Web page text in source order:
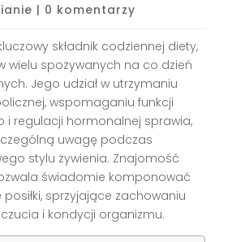
| 0 komentarzy
składnik codziennej diety,
wielu spożywanych na co dzień
Jego udział w utrzymaniu
wspomaganiu funkcji
i regulacji hormonalnej sprawia,
uwagę podczas
stylu żywienia. Znajomość
świadomie komponować
sprzyjające zachowaniu
i kondycji organizmu.